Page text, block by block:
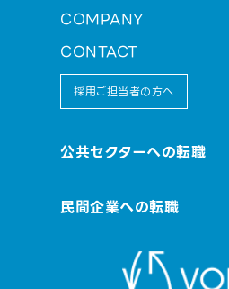
COMPANY
CONTACT
採用ご担当者の方へ
公共セクターへの転職
民間企業への転職